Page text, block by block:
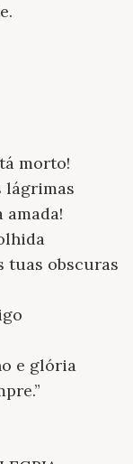
morto!
lágrimas
amada!
tuas obscuras
e glória